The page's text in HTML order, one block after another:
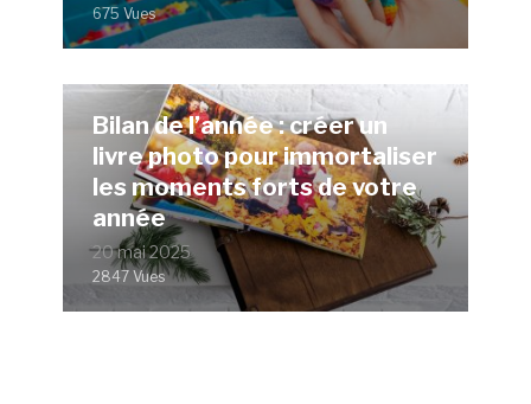
675 Vues
Bilan de l’année : créer un
livre photo pour immortaliser
les moments forts de votre
année
20 mai 2025
2847 Vues